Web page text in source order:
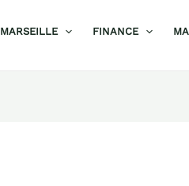
MARSEILLE FINANCE